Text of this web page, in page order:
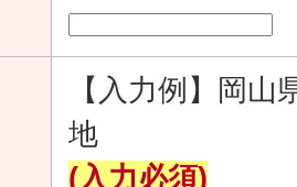
【入力例】岡
地
(入力必須)